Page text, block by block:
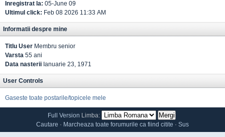
Inregistrat la: 05-June 09
Ultimul click: Feb 08 2026 11:33 AM
Informatii despre mine
Titlu User Membru senior
Varsta 55 ani
Data nasterii Ianuarie 23, 1971
User Controls
Gaseste toate postarile/topicele mele
Full Version Limba:
Cautare · Marcheaza toate forumurile ca fiind citite · Sus